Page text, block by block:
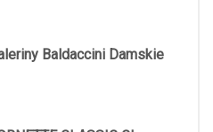
Baldaccini Damskie